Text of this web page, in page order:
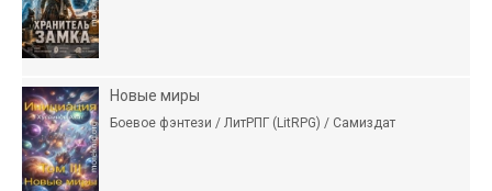
Новые миры
Боевое фэнтези / ЛитРПГ (LitRPG) / Самиздат